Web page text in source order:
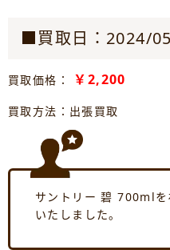
■買取日：2024/
買取価格： ￥2,200
買取方法：出張買取
サントリー 碧 700mlを
いたしました。